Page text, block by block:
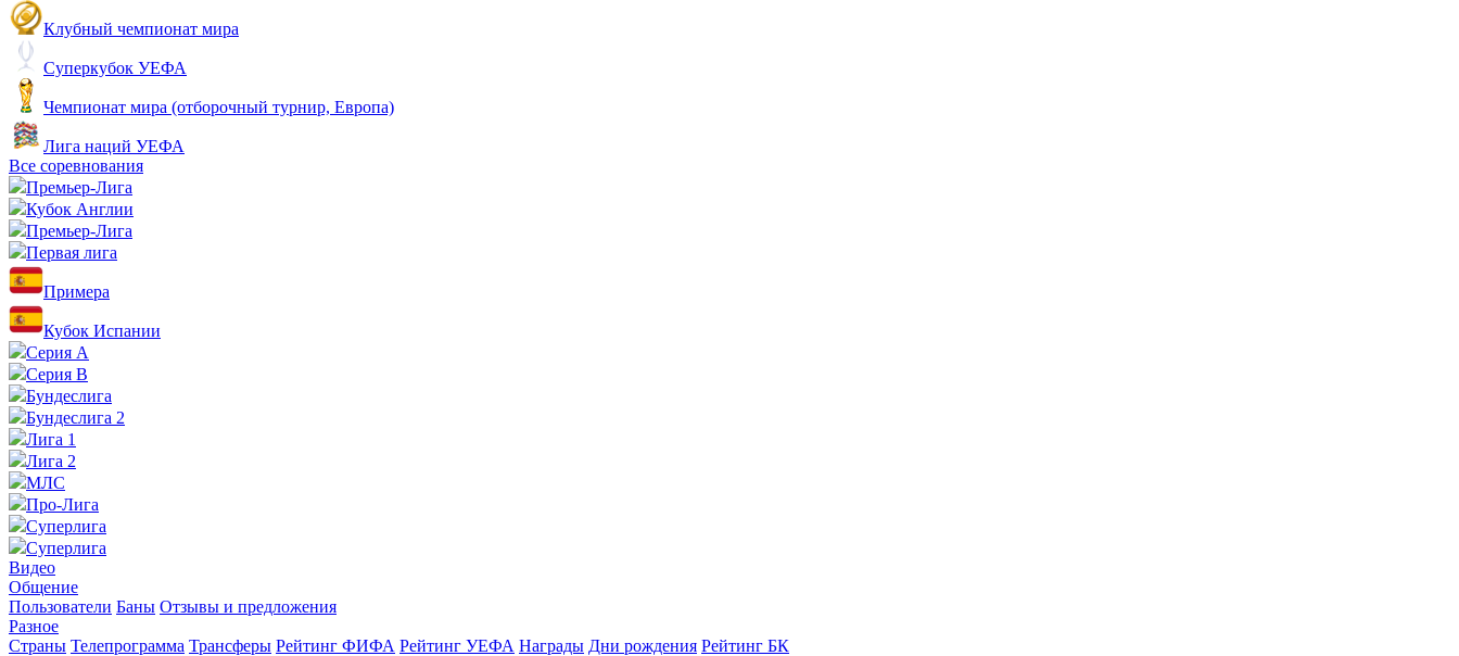
Клубный чемпионат мира
Суперкубок УЕФА
Чемпионат мира (отборочный турнир, Европа)
Лига наций УЕФА
Все соревнования
Премьер-Лига
Кубок Англии
Премьер-Лига
Первая лига
Примера
Кубок Испании
Серия А
Серия B
Бундеслига
Бундеслига 2
Лига 1
Лига 2
МЛС
Про-Лига
Суперлига
Суперлига
Видео
Общение
Пользователи Баны Отзывы и предложения
Разное
Страны Телепрограмма Трансферы Рейтинг ФИФА Рейтинг УЕФА Награды Дни рождения Рейтинг БК